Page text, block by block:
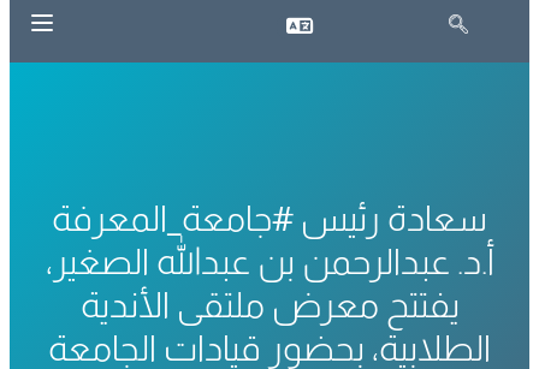
سعادة رئيس #جامعة_المعرفة
أ.د. عبدالرحمن بن عبدالله الصغير،
يفتتح معرض ملتقى الأندية
الطلابية، بحضور قيادات الجامعة